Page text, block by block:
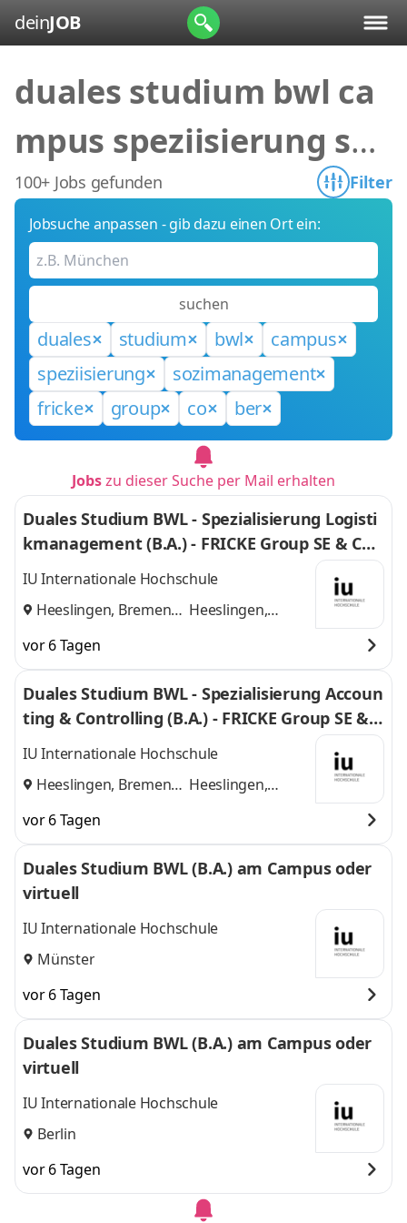
deinJOB
duales studium bwl ca
mpus speziisierung soz
imanagement fricke gr
oup co ber
100+ Jobs gefunden Filter
Jobsuche anpassen - gib dazu einen Ort ein:
suchen
duales studium bwl
campus
speziisierung
sozimanagement
fricke
group co ber
Jobszu dieser Suche per Mail erhalten
Duales Studium BWL - Spezialisierung Logisti
kmanagement (B.A.) - FRICKE Group SE & Co.
KG
IU Internationale Hochschule
Heeslingen, Bremen
Heeslingen,
vor 6 Tagen
Duales Studium BWL - Spezialisierung Accoun
ting & Controlling (B.A.) - FRICKE Group SE & C
o. KG
IU Internationale Hochschule
Heeslingen, Bremen
Heeslingen,
vor 6 Tagen
Duales Studium BWL (B.A.) am Campus oder
virtuell
IU Internationale Hochschule
Münster
vor 6 Tagen
Duales Studium BWL (B.A.) am Campus oder
virtuell
IU Internationale Hochschule
Berlin
vor 6 Tagen